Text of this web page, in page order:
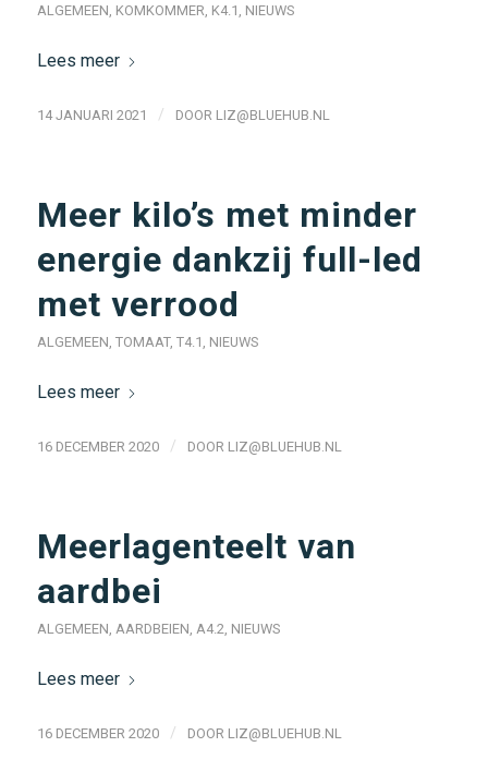
ALGEMEEN, KOMKOMMER, K4.1 , NIEUWS
Lees meer
14 JANUARI 2021 / DOOR LIZ@BLUEHUB.NL
Meer kilo’s met minder
energie dankzij full-led
met verrood
ALGEMEEN, TOMAAT, T4.1 , NIEUWS
Lees meer
16 DECEMBER 2020 / DOOR LIZ@BLUEHUB.NL
Meerlagenteelt van
aardbei
ALGEMEEN, AARDBEIEN, A4.2, NIEUWS
Lees meer
16 DECEMBER 2020 / DOOR LIZ@BLUEHUB.NL